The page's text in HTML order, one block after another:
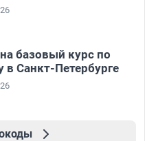
базовый курс по
в Санкт-Петербурге